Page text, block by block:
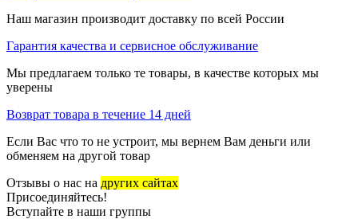
Наш магазин производит доставку по всей России
Гарантия качества и сервисное обслуживание
Мы предлагаем только те товары, в качестве которых мы
уверены
Возврат товара в течение 14 дней
Если Вас что то не устроит, мы вернем Вам деньги или
обменяем на другой товар
Отзывы о нас на других сайтах
Присоединяйтесь!
Вступайте в наши группы